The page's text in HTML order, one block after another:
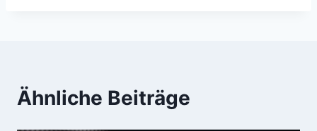
Ähnliche Beiträge